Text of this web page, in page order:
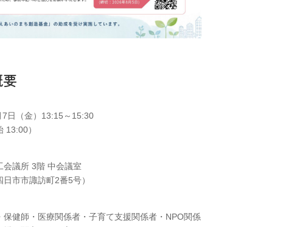
7日（金）13:15～15:30
13:00）
会議所 3階 中会議室
日市市諏訪町2番5号）
保健師・医療関係者・子育て支援関係者・NPO関係